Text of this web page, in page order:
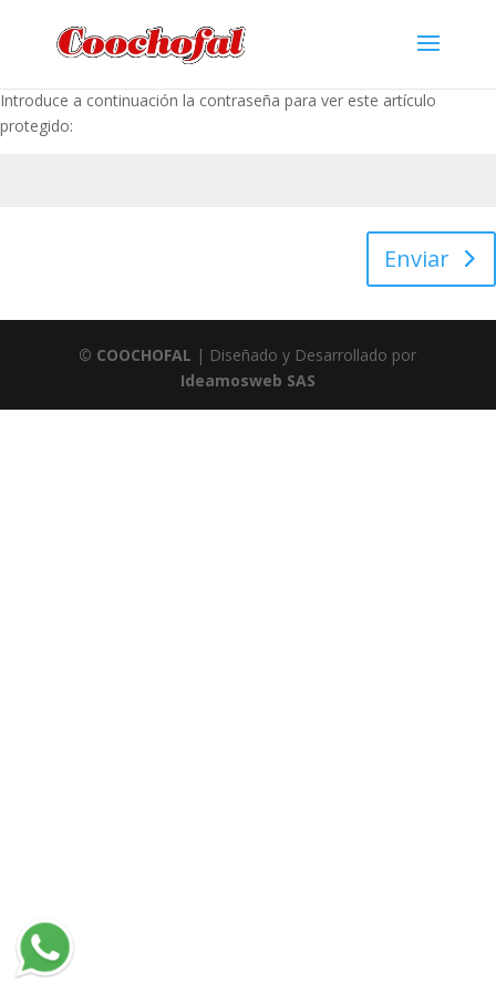
Introduce a continuación la contraseña para ver este artículo
protegido:
Enviar
© COOCHOFAL | Diseñado y Desarrollado por
Ideamosweb SAS